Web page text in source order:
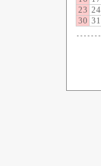
23 24
30 31